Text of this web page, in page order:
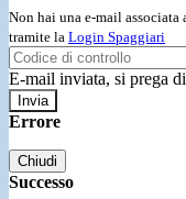
Non hai una e-mail
tramite la Login Spaggiari
E-mail inviata, si prega
Errore
Chiudi
Successo